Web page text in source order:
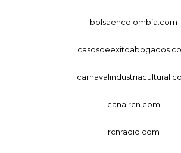
bolsaencolombia.com
canalrcn.com
rcnradio.com